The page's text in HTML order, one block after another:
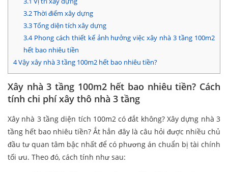
3.2Thời điểm xây dựng
3.3Tổng diện tích xây dựng
3.4Phong cách thiết kế ảnh hưởng việc xây nhà 3 tầng 100m2
hết bao nhiêu tiền
4Vậy xây nhà 3 tầng 100m2 hết bao nhiêu tiền?
Xây nhà 3 tầng 100m2 hết bao nhiêu tiền? Cách
tính chi phí xây thô nhà 3 tầng
Xây nhà 3 tầng diện tích 100m2 có đắt không? Xây dựng nhà 3
tầng hết bao nhiêu tiền? Ắt hẳn đây là câu hỏi được nhiều chủ
đầu tư quan tâm bậc nhất để có phương án chuẩn bị tài chính
tối ưu. Theo đó, cách tính như sau: